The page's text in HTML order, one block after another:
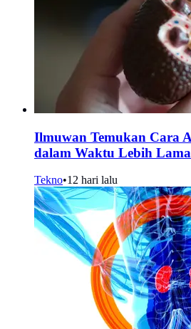
Ilmuwan Temukan Cara
dalam Waktu Lebih Lama
Tekno•12 hari lalu